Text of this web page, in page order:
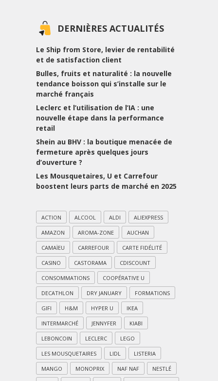
DERNIÈRES ACTUALITÉS
Le Ship from Store, levier de rentabilité
et de satisfaction client
Bulles, fruits et naturalité : la nouvelle
tendance boisson qui s’installe sur le
marché français
Leclerc et l’utilisation de l’IA : une
nouvelle étape dans la performance
retail
Shein au BHV : la boutique menacée de
fermeture après quelques jours
d’ouverture ?
Les Mousquetaires, U et Carrefour
boostent leurs parts de marché en 2025
ACTION ALCOOL ALDI ALIEXPRESS
AMAZON AROMA-ZONE AUCHAN
CAMAÏEU CARREFOUR CARTE FIDÉLITÉ
CASINO CASTORAMA CDISCOUNT
CONSOMMATIONS COOPÉRATIVE U
DECATHLON DRY JANUARY FORMATIONS
GIFI H&M HYPER U IKEA
INTERMARCHÉ JENNYFER KIABI
LEBONCOIN LECLERC LEGO
LES MOUSQUETAIRES LIDL LISTERIA
MANGO MONOPRIX NAF NAF NESTLÉ